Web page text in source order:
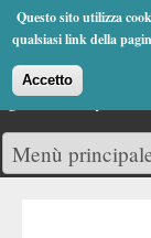
Questo sito utilizza
qualsiasi link della
Accetto
Jump to Navigation